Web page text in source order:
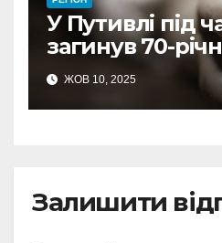
У Путивлі під
загинув 70-
ЖОВ 10, 2025
Залишити